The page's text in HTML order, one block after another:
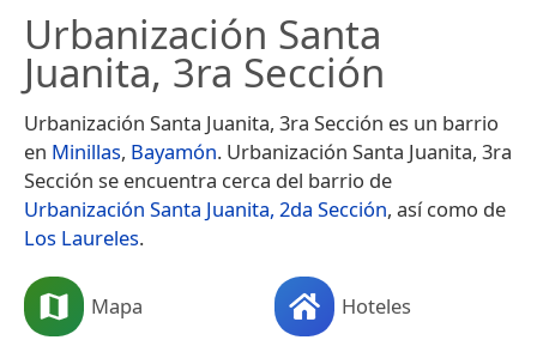
Urbanización Santa
Juanita, 3ra Sección
Urbanización Santa Juanita, 3ra Sección es un barrio
en Minillas, Bayamón. Urbanización Santa Juanita, 3ra
Sección se encuentra cerca del barrio de
Urbanización Santa Juanita, 2da Sección, así como de
Los Laureles.
Mapa Hoteles